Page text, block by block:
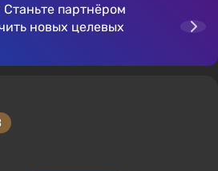
Станьте партнёром
новых целевых